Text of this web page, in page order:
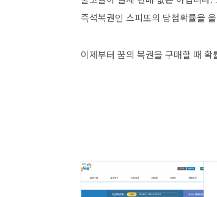
즉석복권인 스피또의 당첨확률을
이제부터 꿈의 복권을 구매할 때